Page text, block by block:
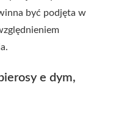
być podjęta w
e dym,